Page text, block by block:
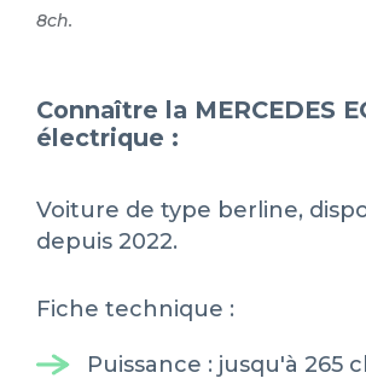
8ch.
Connaître la MERCEDES
électrique :
Voiture de type berline,
depuis 2022.
Fiche technique :
Puissance : jusqu'à 265